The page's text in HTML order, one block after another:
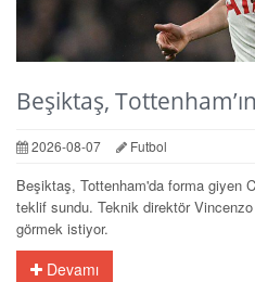
Beşiktaş,
2026-08-07 Futbol
Beşiktaş, Tottenham'da forma giyen
teklif sundu. Teknik direktör
görmek istiyor.
Devamı